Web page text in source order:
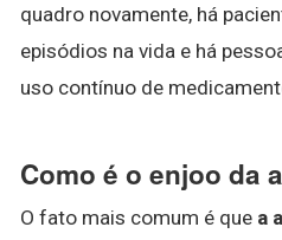
quadro novamente, há
episódios na vida e há
uso contínuo de
Como é o enjoo da
O fato mais comum é que a